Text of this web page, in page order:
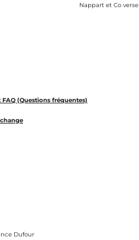
Nappart et Co verse
(Questions fréquentes)
Dufour